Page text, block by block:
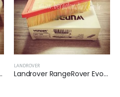
LANDROVER
Landrover RangeRover Evoque (L538) 2.2 TD4 2011 Sonrası Dizel Hava Filtresi